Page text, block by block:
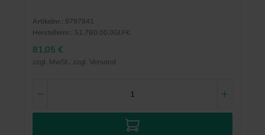
Artikelnr.: 9797841
Herstellernr.: S1.7B0.00.0GI.FK
81,05 €
zzgl. MwSt., zzgl. Versand